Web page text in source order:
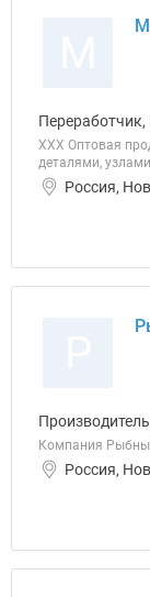
ХХХ Оптовая
деталями,
Россия,
Компания
Россия,